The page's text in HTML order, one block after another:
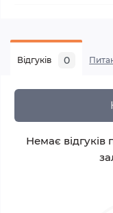
Відгуків 0
Немає